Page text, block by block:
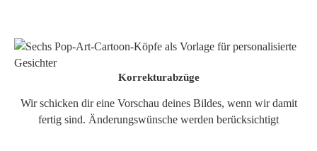
Korrekturabzüge
Wir schicken dir eine Vorschau deines Bildes, wenn wir damit
fertig sind. Änderungswünsche werden berücksichtigt